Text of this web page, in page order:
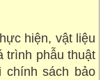
hiện, vật liệu
trình phẫu thuật
chính sách bảo